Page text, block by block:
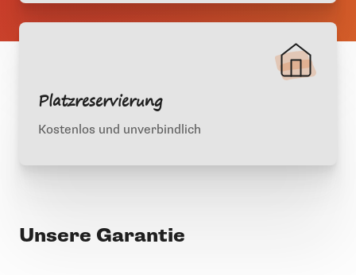
Platzreservierung
Kostenlos und unverbindlich
Unsere Garantie